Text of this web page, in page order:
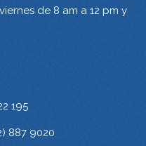
de 8 am a 12 pm y
195
887 9020